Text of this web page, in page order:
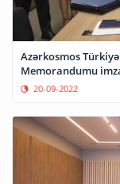
Azərkosmos
Memorandumu
20-09-2022